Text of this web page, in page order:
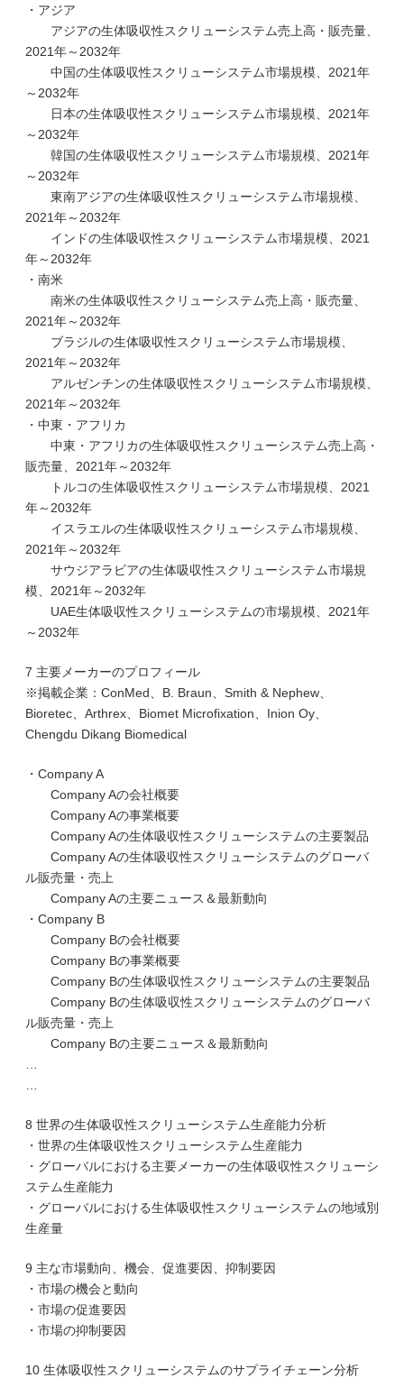
・アジア
アジアの生体吸収性スクリューシステム売上高・販売量、
2021年～2032年
中国の生体吸収性スクリューシステム市場規模、2021年
～2032年
日本の生体吸収性スクリューシステム市場規模、2021年
～2032年
韓国の生体吸収性スクリューシステム市場規模、2021年
～2032年
東南アジアの生体吸収性スクリューシステム市場規模、
2021年～2032年
インドの生体吸収性スクリューシステム市場規模、2021
年～2032年
・南米
南米の生体吸収性スクリューシステム売上高・販売量、
2021年～2032年
ブラジルの生体吸収性スクリューシステム市場規模、
2021年～2032年
アルゼンチンの生体吸収性スクリューシステム市場規模、
2021年～2032年
・中東・アフリカ
中東・アフリカの生体吸収性スクリューシステム売上高・
販売量、2021年～2032年
トルコの生体吸収性スクリューシステム市場規模、2021
年～2032年
イスラエルの生体吸収性スクリューシステム市場規模、
2021年～2032年
サウジアラビアの生体吸収性スクリューシステム市場規
模、2021年～2032年
UAE生体吸収性スクリューシステムの市場規模、2021年
～2032年
7 主要メーカーのプロフィール
※掲載企業：ConMed、B. Braun、Smith & Nephew、
Bioretec、Arthrex、Biomet Microfixation、Inion Oy、
Chengdu Dikang Biomedical
・Company A
Company Aの会社概要
Company Aの事業概要
Company Aの生体吸収性スクリューシステムの主要製品
Company Aの生体吸収性スクリューシステムのグローバ
ル販売量・売上
Company Aの主要ニュース＆最新動向
・Company B
Company Bの会社概要
Company Bの事業概要
Company Bの生体吸収性スクリューシステムの主要製品
Company Bの生体吸収性スクリューシステムのグローバ
ル販売量・売上
Company Bの主要ニュース＆最新動向
8 世界の生体吸収性スクリューシステム生産能力分析
・世界の生体吸収性スクリューシステム生産能力
・グローバルにおける主要メーカーの生体吸収性スクリューシ
ステム生産能力
・グローバルにおける生体吸収性スクリューシステムの地域別
生産量
9 主な市場動向、機会、促進要因、抑制要因
・市場の機会と動向
・市場の促進要因
・市場の抑制要因
10 生体吸収性スクリューシステムのサプライチェーン分析